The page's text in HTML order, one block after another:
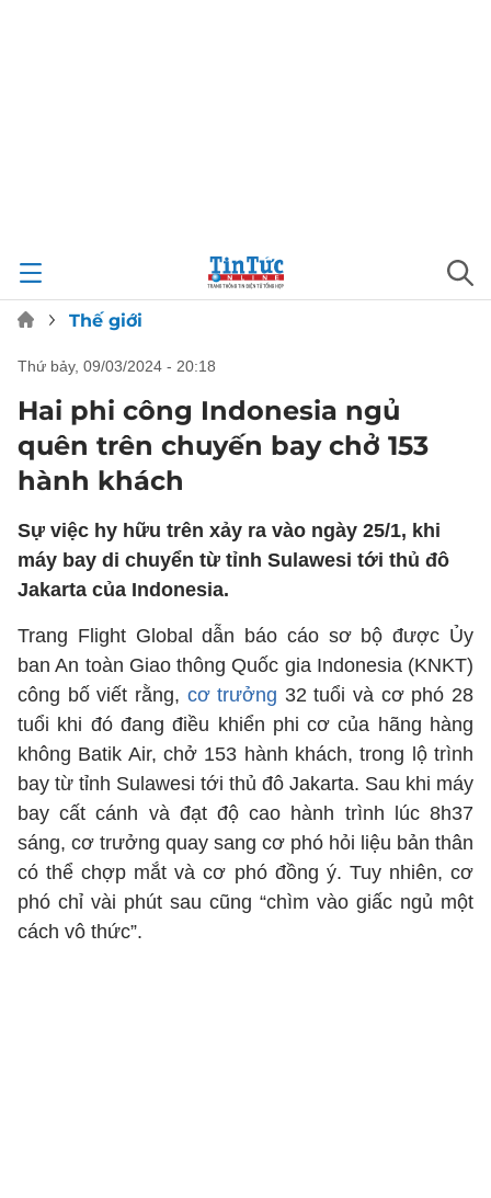
Thế giới
thứ bảy, 09/03/2024 - 20:18
Hai phi công Indonesia ngủ
quên trên chuyến bay chở 153
hành khách
Sự việc hy hữu trên xảy ra vào ngày 25/1, khi
máy bay di chuyển từ tỉnh Sulawesi tới thủ đô
Jakarta của Indonesia.
Trang Flight Global dẫn báo cáo sơ bộ được Ủy
ban An toàn Giao thông Quốc gia Indonesia (KNKT)
công bố viết rằng, cơ trưởng 32 tuổi và cơ phó 28
tuổi khi đó đang điều khiển phi cơ của hãng hàng
không Batik Air, chở 153 hành khách, trong lộ trình
bay từ tỉnh Sulawesi tới thủ đô Jakarta. Sau khi máy
bay cất cánh và đạt độ cao hành trình lúc 8h37
sáng, cơ trưởng quay sang cơ phó hỏi liệu bản thân
có thể chợp mắt và cơ phó đồng ý. Tuy nhiên, cơ
phó chỉ vài phút sau cũng “chìm vào giấc ngủ một
cách vô thức”.